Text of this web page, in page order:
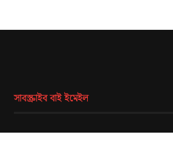
সাবস্ক্রাইব বাই ইমেইল